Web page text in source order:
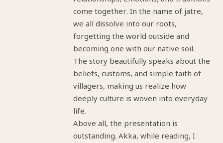
come together. In the name of jatre,
we all dissolve into our roots,
forgetting the world outside and
becoming one with our native soil.
The story beautifully speaks about the
beliefs, customs, and simple faith of
villagers, making us realize how
deeply culture is woven into everyday
life.
Above all, the presentation is
outstanding. Akka, while reading, I